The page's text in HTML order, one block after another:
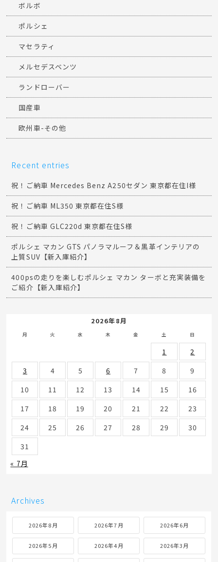
ボルボ
ポルシェ
マセラティ
メルセデスベンツ
ランドローバー
国産車
欧州車-その他
Recent entries
祝！ご納車 Mercedes Benz A250セダン 東京都在住I様
祝！ご納車 ML350 東京都在住S様
祝！ご納車 GLC220d 東京都在住S様
ポルシェ マカン GTS パノラマルーフ＆黒革インテリアの
上質SUV【新入庫紹介】
400psの走りを楽しむポルシェ マカン ターボと充実装備を
ご紹介【新入庫紹介】
2026年8月
月 火 水 木 金 土 日
1
2
3
4 5 6 7 8
9
10
11 12 13 14 15
16
17
18 19 20 21 22
23
24
25 26 27 28 29
30
31
« 7月
Archives
2026年8月 2026年7月 2026年6月
2026年5月 2026年4月 2026年3月